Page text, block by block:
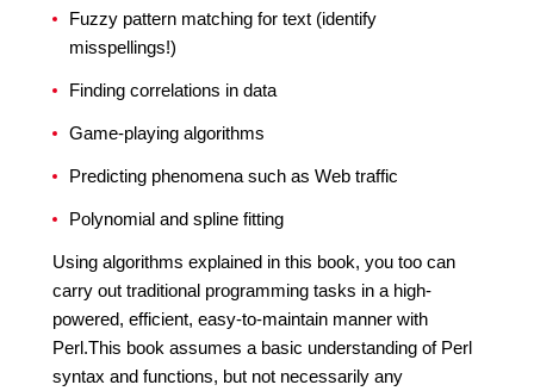
Fuzzy pattern matching for text (identify
misspellings!)
Finding correlations in data
Game-playing algorithms
Predicting phenomena such as Web traffic
Polynomial and spline fitting
Using algorithms explained in this book, you too can
carry out traditional programming tasks in a high-
powered, efficient, easy-to-maintain manner with
Perl.This book assumes a basic understanding of Perl
syntax and functions, but not necessarily any